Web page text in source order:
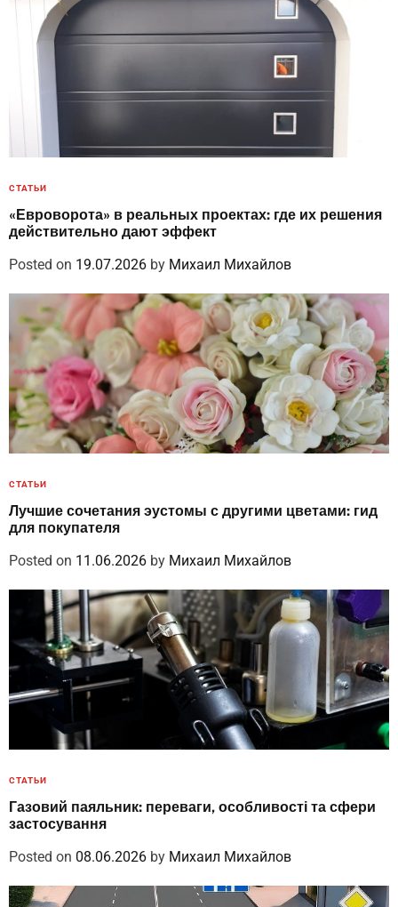
СТАТЬИ
«Евроворота» в реальных проектах: где их решения
действительно дают эффект
Posted on 19.07.2026 by Михаил Михайлов
СТАТЬИ
Лучшие сочетания эустомы с другими цветами: гид
для покупателя
Posted on 11.06.2026 by Михаил Михайлов
СТАТЬИ
Газовий паяльник: переваги, особливості та сфери
застосування
Posted on 08.06.2026 by Михаил Михайлов